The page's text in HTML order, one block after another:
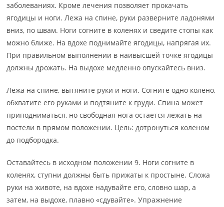
заболеваниях. Кроме лечения позволяет прокачать
ягодицы и ноги. Лежа на спине, руки разверните ладонями
вниз, по швам. Ноги согните в коленях и сведите стопы как
можно ближе. На вдохе поднимайте ягодицы, напрягая их.
При правильном выполнении в наивысшей точке ягодицы
должны дрожать. На выдохе медленно опускайтесь вниз.
Лежа на спине, вытяните руки и ноги. Согните одно колено,
обхватите его руками и подтяните к груди. Спина может
приподниматься, но свободная нога остается лежать на
постели в прямом положении. Цель: дотронуться коленом
до подбородка.
Оставайтесь в исходном положении 9. Ноги согните в
коленях, ступни должны быть прижаты к простыне. Сложа
руки на животе, на вдохе надувайте его, словно шар, а
затем, на выдохе, плавно «сдувайте». Упражнение